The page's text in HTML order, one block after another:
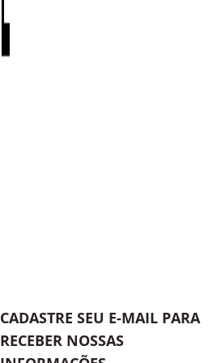
CADASTRE SEU E-MAIL PARA
RECEBER NOSSAS